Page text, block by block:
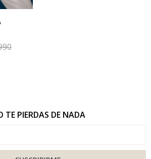
TE PIERDAS DE NADA